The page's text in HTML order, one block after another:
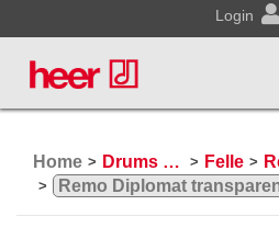
Login
Home > Drums & Percussion > Felle >
>